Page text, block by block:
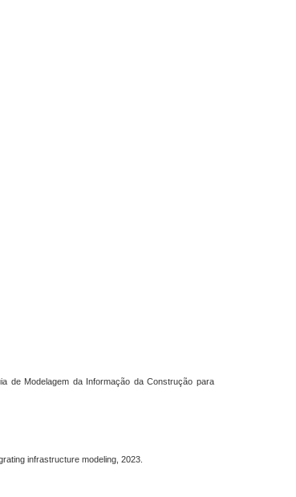
de Modelagem da Informação da Construção para
infrastructure modeling, 2023.